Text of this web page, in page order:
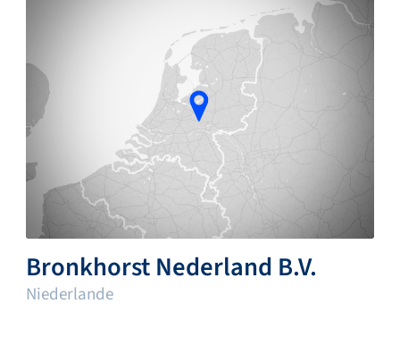
Bronkhorst Nederland B.V.
Niederlande